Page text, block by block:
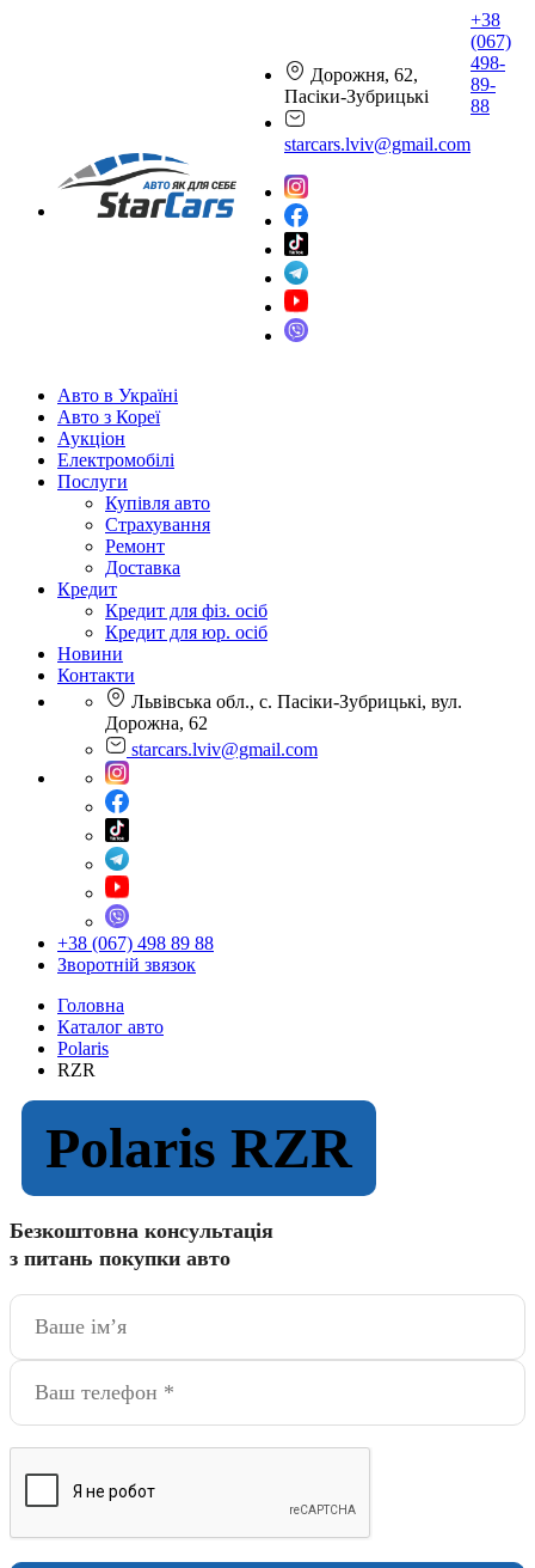
Дорожня, 62,
Пасіки-Зубрицькі
starcars.lviv@gmail.com
+38
(067)
498-
89-
88
Авто в Україні
Авто з Кореї
Аукціон
Електромобілі
Послуги
Купівля авто
Страхування
Ремонт
Доставка
Кредит
Кредит для фіз. осіб
Кредит для юр. осіб
Новини
Контакти
Львівська обл., с. Пасіки-Зубрицькі, вул.
Дорожна, 62
starcars.lviv@gmail.com
+38 (067) 498 89 88
Зворотній звязок
Головна
Каталог авто
Polaris
RZR
Polaris RZR
Безкоштовна консультація
з питань покупки авто